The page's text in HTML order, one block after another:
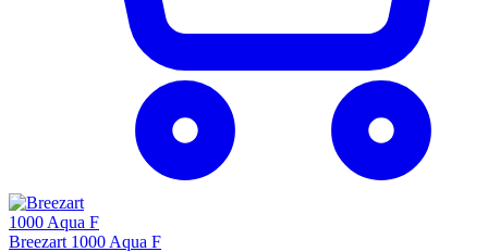
Breezart 1000 Aqua F